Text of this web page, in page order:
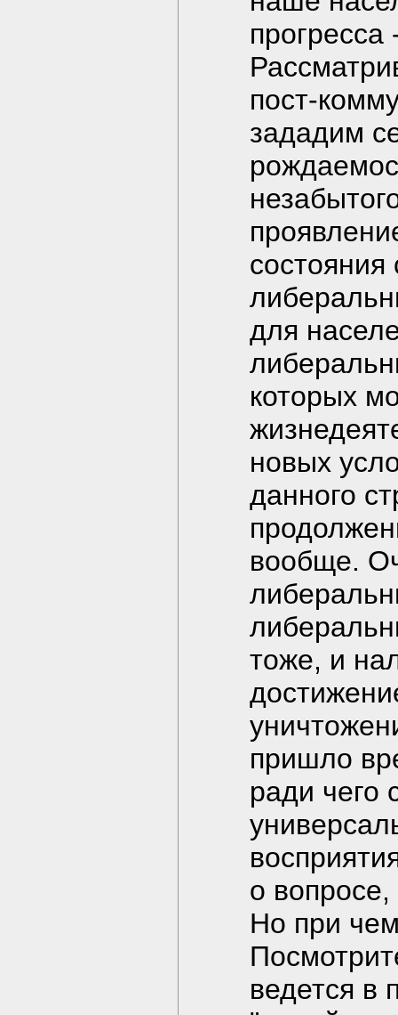
пост-
зададим
для
которых
новых
данного
вообще.
тоже, и
пришло
ради чего
о
Но при
ведется в